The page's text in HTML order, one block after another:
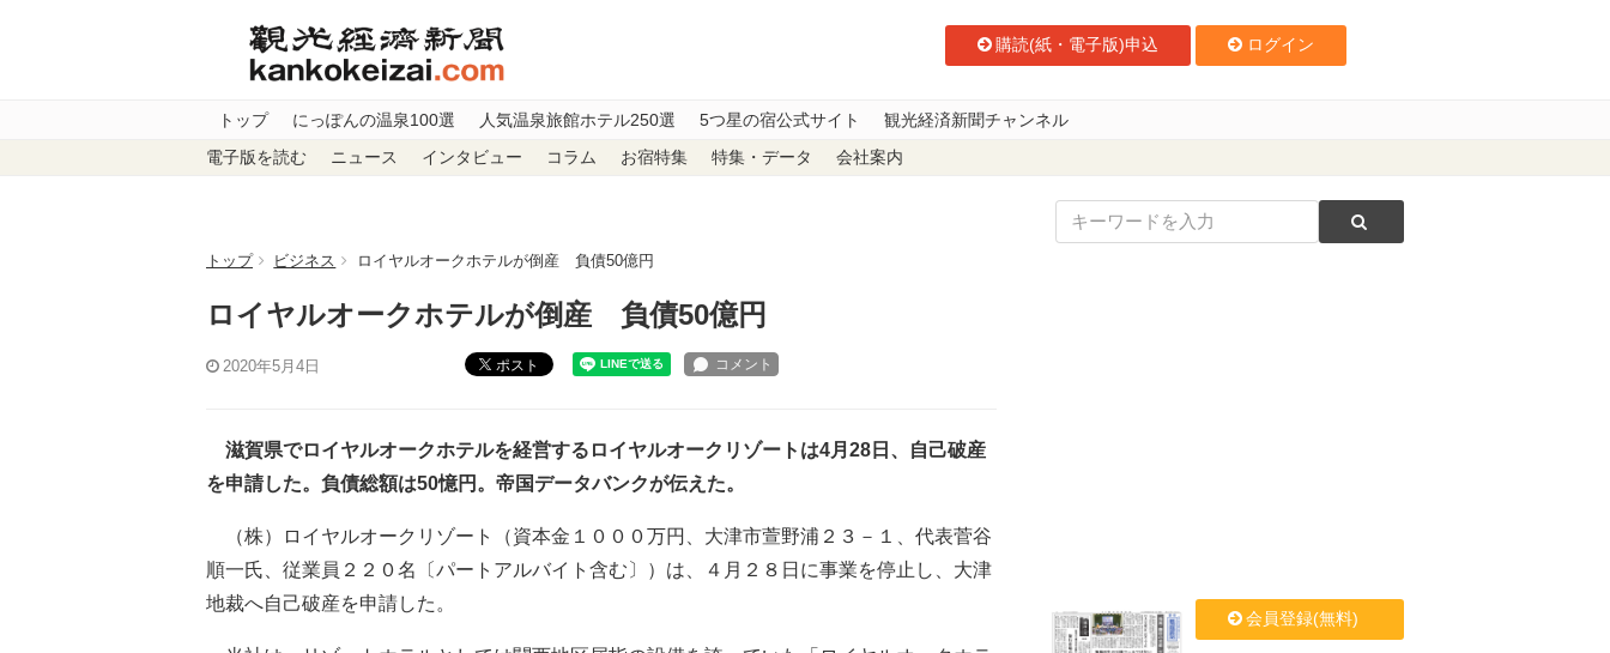
購読(紙・電子版)申込 ログイン
トップ にっぽんの温泉100選 人気温泉旅館ホテル250選 5つ星の宿公式サイト 観光経済新聞チャンネル
電子版を読む ニュース インタビュー コラム お宿特集 特集・データ 会社案内
トップ ビジネス ロイヤルオークホテルが倒産 負債50億円
ロイヤルオークホテルが倒産 負債50億円
2020年5月4日 ポスト
滋賀県でロイヤルオークホテルを経営するロイヤルオークリゾートは4月28日、自己破産
を申請した。負債総額は50憶円。帝国データバンクが伝えた。
（株）ロイヤルオークリゾート（資本金１０００万円、大津市萱野浦２３－１、代表菅谷
順一氏、従業員２２０名〔パートアルバイト含む〕）は、４月２８日に事業を停止し、大津
地裁へ自己破産を申請した。
会員登録(無料)